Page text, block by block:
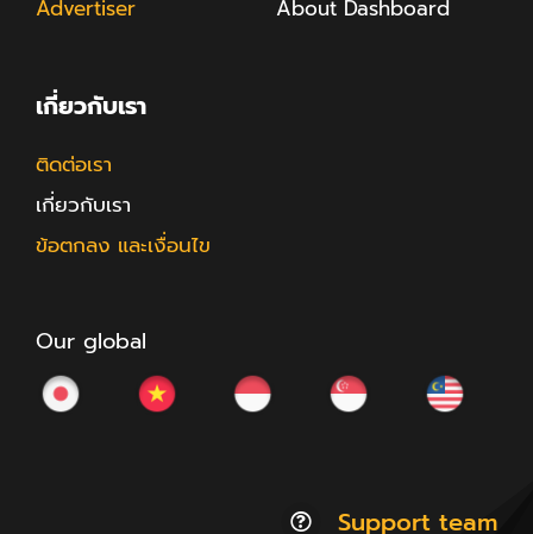
Advertiser
About Dashboard
เกี่ยวกับเรา
ติดต่อเรา
เกี่ยวกับเรา
ข้อตกลง และเงื่อนไข
Our global
Support team